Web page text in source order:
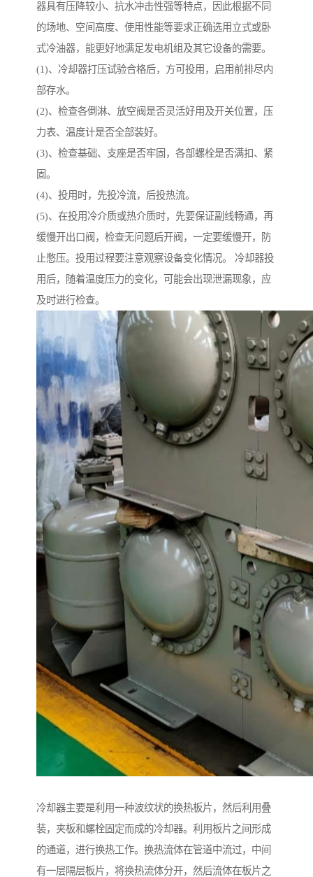
器具有压降较小、抗水冲击性强等特点，因此根据不同
的场地、空间高度、使用性能等要求正确选用立式或卧
式冷油器，能更好地满足发电机组及其它设备的需要。
(1)、冷却器打压试验合格后，方可投用，启用前排尽内
部存水。
(2)、检查各倒淋、放空阀是否灵活好用及开关位置，压
力表、温度计是否全部装好。
(3)、检查基础、支座是否牢固，各部螺栓是否满扣、紧
固。
(4)、投用时，先投冷流，后投热流。
(5)、在投用冷介质或热介质时，先要保证副线畅通，再
缓慢开出口阀，检查无问题后开阀，一定要缓慢开，防
止憋压。投用过程要注意观察设备变化情况。 冷却器投
用后，随着温度压力的变化，可能会出现泄漏现象，应
及时进行检查。
冷却器主要是利用一种波纹状的换热板片，然后利用叠
装，夹板和螺栓固定而成的冷却器。利用板片之间形成
的通道，进行换热工作。换热流体在管道中流过，中间
有一层隔层板片，将换热流体分开，然后流体在板片之